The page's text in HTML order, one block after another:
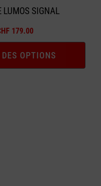
LUMOS SIGNAL
179.00
OPTIONS